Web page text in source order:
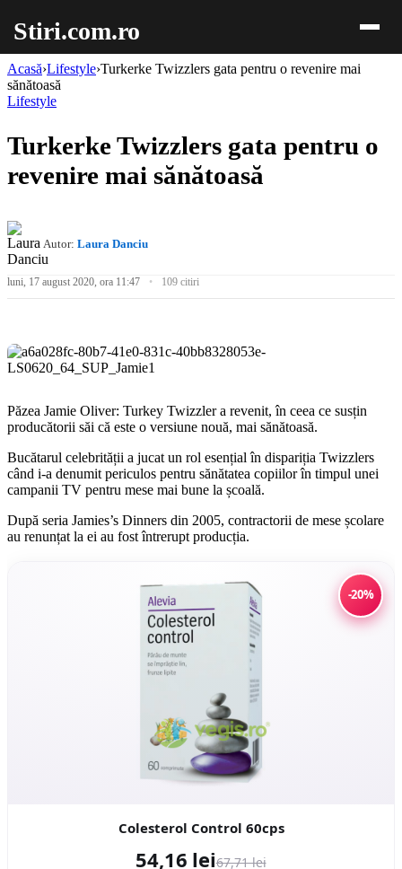
Stiri.com.ro
Acasă›Lifestyle›Turkerke Twizzlers gata pentru o revenire mai
sănătoasă
Lifestyle
Turkerke Twizzlers gata pentru o
revenire mai sănătoasă
Autor: Laura Danciu
luni, 17 august 2020, ora 11:47 109 citiri
Păzea Jamie Oliver: Turkey Twizzler a revenit, în ceea ce susțin
producătorii săi că este o versiune nouă, mai sănătoasă.
Bucătarul celebrității a jucat un rol esențial în dispariția Twizzlers
când i-a denumit periculos pentru sănătatea copiilor în timpul unei
campanii TV pentru mese mai bune la școală.
După seria Jamies’s Dinners din 2005, contractorii de mese școlare
au renunțat la ei au fost întrerupt producția.
-20%
Colesterol Control 60cps
54,16 lei67,71 lei